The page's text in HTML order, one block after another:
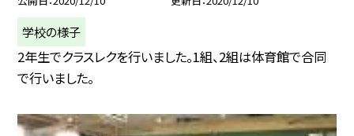
学校の様子
2年生でクラスレクを行いました。1組、2組は体育館で合同
で行いました。